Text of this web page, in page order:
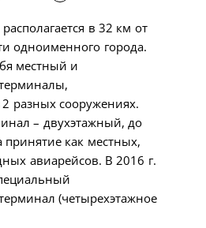
в 32 км от
одноименного города.
местный и
разных сооружениях.
– двухэтажный, до
принятие как местных,
авиарейсов. В 2016 г.
(четырехэтажное